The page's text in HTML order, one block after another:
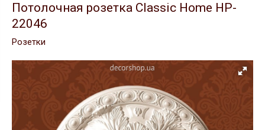
Потолочная розетка Classic Home HP-
22046
Розетки